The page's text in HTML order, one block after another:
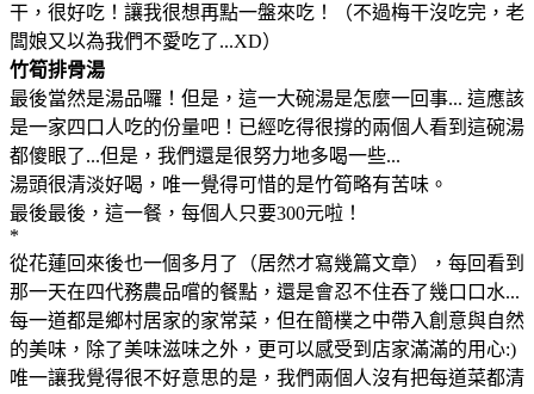
干，很好吃！讓我很想再點一盤來吃！（不過梅干沒吃完，老
闆娘又以為我們不愛吃了...XD）
竹筍排骨湯
最後當然是湯品囉！但是，這一大碗湯是怎麼一回事... 這應該
是一家四口人吃的份量吧！已經吃得很撐的兩個人看到這碗湯
都傻眼了...但是，我們還是很努力地多喝一些...
湯頭很清淡好喝，唯一覺得可惜的是竹筍略有苦味。
最後最後，這一餐，每個人只要300元啦！
*
從花蓮回來後也一個多月了（居然才寫幾篇文章），每回看到
那一天在四代務農品嚐的餐點，還是會忍不住吞了幾口口水...
每一道都是鄉村居家的家常菜，但在簡樸之中帶入創意與自然
的美味，除了美味滋味之外，更可以感受到店家滿滿的用心:)
唯一讓我覺得很不好意思的是，我們兩個人沒有把每道菜都清